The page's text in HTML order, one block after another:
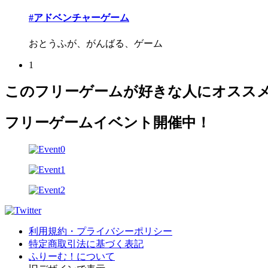
#アドベンチャーゲーム
おとうふが、がんばる、ゲーム
1
このフリーゲームが好きな人にオスス
フリーゲームイベント開催中！
利用規約・プライバシーポリシー
特定商取引法に基づく表記
ふりーむ！について